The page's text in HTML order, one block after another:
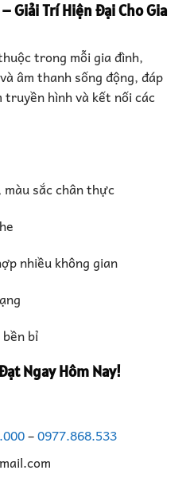
Giải Trí Hiện Đại Cho Gia
trong mỗi gia đình,
âm thanh sống động, đáp
truyền hình và kết nối các
sắc chân thực
nhiều không gian
bỉ
Ngay Hôm Nay!
–0977.868.533